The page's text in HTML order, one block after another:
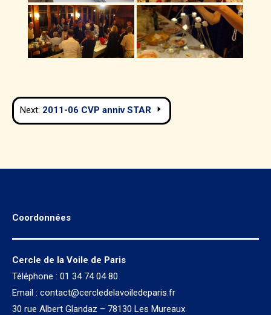
Navigation
de
Next: 2011-06 CVP anniv STAR
Coordonnées
Cercle de la Voile de Paris
Téléphone : 01 34 74 04 80
Email : contact@cercledelavoiledeparis.fr
30 rue Albert Glandaz – 78130 Les Mureaux